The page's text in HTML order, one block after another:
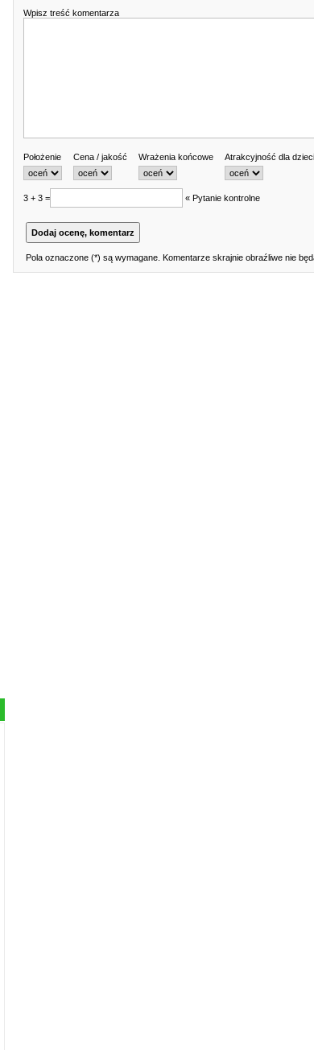
Wpisz treść komentarza
Położenie Cena / jakość Wrażenia końcowe Atrakcyjność dla dzieci
3 + 3 = « Pytanie kontrolne
Pola oznaczone (*) są wymagane. Komentarze skrajnie obraźliwe nie